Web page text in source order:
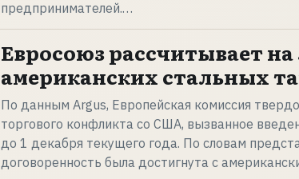
предпринимателей.…
Евросоюз рассчитывает на
американских стальных
По данным Argus, Европейская комиссия
торгового конфликта со США, вызванное
до 1 декабря текущего года. По словам
договоренность была достигнута с